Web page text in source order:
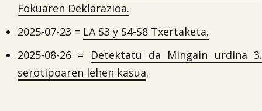
Fokuaren Deklarazioa.
2025-07-23 = LA S3 y S4-S8 Txertaketa.
2025-08-26 = Detektatu da Mingain urdina 3.
serotipoaren lehen kasua.